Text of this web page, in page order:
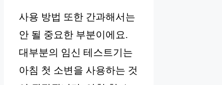
사용 방법 또한 간과해서는
안 될 중요한 부분이에요.
대부분의 임신 테스트기는
아침 첫 소변을 사용하는 것